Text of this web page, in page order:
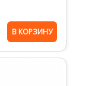
В КОРЗИНУ